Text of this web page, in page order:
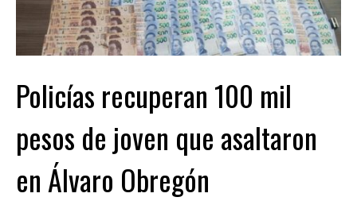
Policías recuperan 100 mil
pesos de joven que asaltaron
en Álvaro Obregón